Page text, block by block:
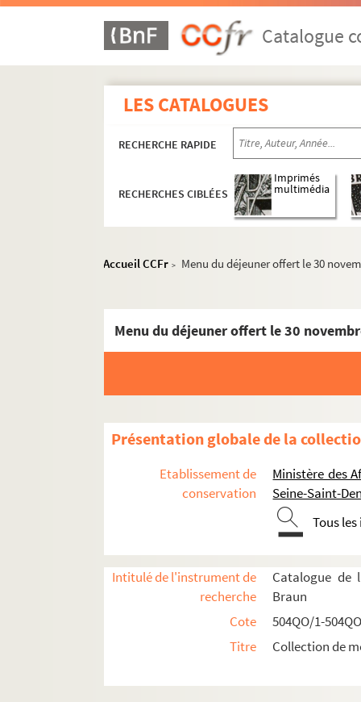
Catalogue
LES CATALOGUES
RECHERCHE RAPIDE
RECHERCHES CIBLÉES
Imprimés
multimédia
Accueil CCFr > Menu du déjeuner offert le 30
Menu du déjeuner offert le 30
Présentation globale de la
Etablissement de
conservation
Ministère des
Seine-Saint-
Tous
Intitulé de l'instrument de
recherche
Catalogue de
Braun
Cote
504QO/1-
Titre
Collection de
Réceptions données par ou pour les
Réceptions données par le ministère des
Réceptions et voyages présidentiels
504QO/7. Généralités